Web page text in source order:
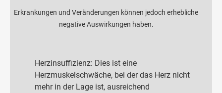
Erkrankungen und Veränderungen können jedoch erhebliche
negative Auswirkungen haben.
Herzinsuffizienz: Dies ist eine
Herzmuskelschwäche, bei der das Herz nicht
mehr in der Lage ist, ausreichend